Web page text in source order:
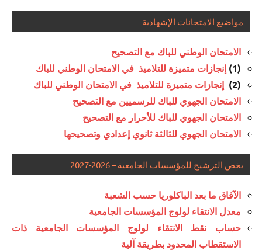
مواضيع الامتحانات الإشهادية
الامتحان الوطني للباك مع التصحيح
(1)
إنجازات متميزة للتلاميذ في الامتحان الوطني للباك
(2)
إنجازات متميزة للتلاميذ في الامتحان الوطني للباك
الامتحان الجهوي للباك للرسميين مع التصحيح
الامتحان الجهوي للباك للأحرار مع التصحيح
الامتحان الجهوي للثالثة ثانوي إعدادي وتصحيحها
يخص الترشيح للمؤسسات الجامعية – 2026-2027
الآفاق ما بعد الباكلوريا حسب الشعبة
معدل الانتقاء لولوج المؤسسات الجامعية
حساب نقط الانتقاء لولوج المؤسسات الجامعية ذات
الاستقطاب المحدود بطريقة آلية